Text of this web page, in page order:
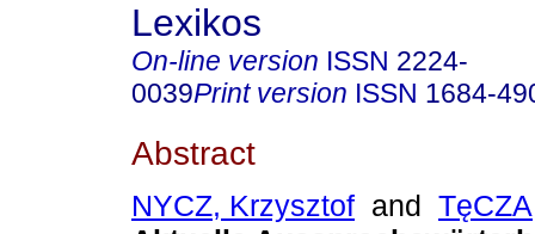
Lexikos
On-line version ISSN 2224-
0039Print version ISSN 1684-
Abstract
NYCZ, Krzysztof and